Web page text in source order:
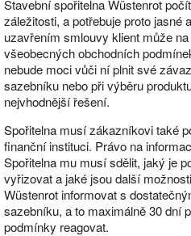
Stavební spořitelna Wüstenrot
záležitosti, a potřebuje proto jasné
uzavřením smlouvy klient může
všeobecných obchodních
nebude moci vůči ní plnit své
sazebníku nebo při výběru
nejvhodnější řešení.
Spořitelna musí zákazníkovi také
finanční instituci. Právo na
Spořitelna mu musí sdělit, jaký je
vyřizovat a jaké jsou další
Wüstenrot informovat s
sazebníku, a to maximálně 30 dní
podmínky reagovat.